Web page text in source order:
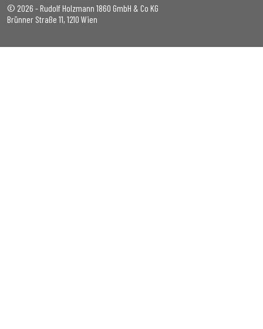
© 2026 - Rudolf Holzmann 1860 GmbH & Co KG
Brünner Straße 11, 1210 Wien